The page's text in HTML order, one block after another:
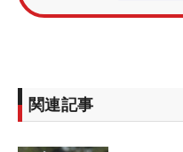
ャー「アムンディ・エ
となった。
関連記事